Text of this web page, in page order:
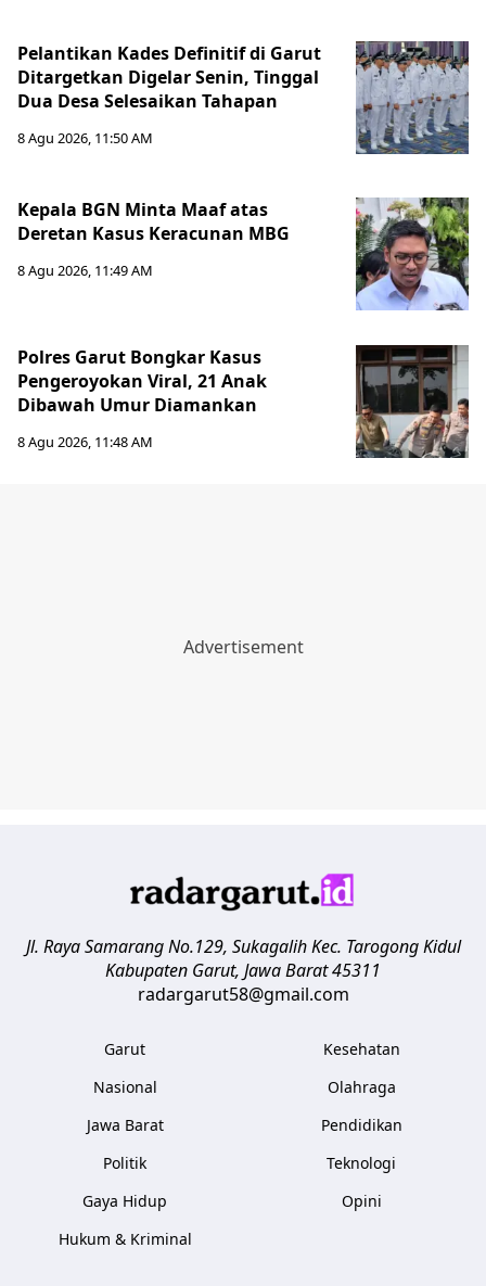
Pelantikan Kades Definitif di Garut
Ditargetkan Digelar Senin, Tinggal
Dua Desa Selesaikan Tahapan
8 Agu 2026, 11:50 AM
Kepala BGN Minta Maaf atas
Deretan Kasus Keracunan MBG
8 Agu 2026, 11:49 AM
Polres Garut Bongkar Kasus
Pengeroyokan Viral, 21 Anak
Dibawah Umur Diamankan
8 Agu 2026, 11:48 AM
Jl. Raya Samarang No.129, Sukagalih Kec. Tarogong Kidul
Kabupaten Garut, Jawa Barat45311
radargarut58@gmail.com
Garut
Nasional
Jawa Barat
Politik
Gaya Hidup
Hukum & Kriminal
Kesehatan
Olahraga
Pendidikan
Teknologi
Opini